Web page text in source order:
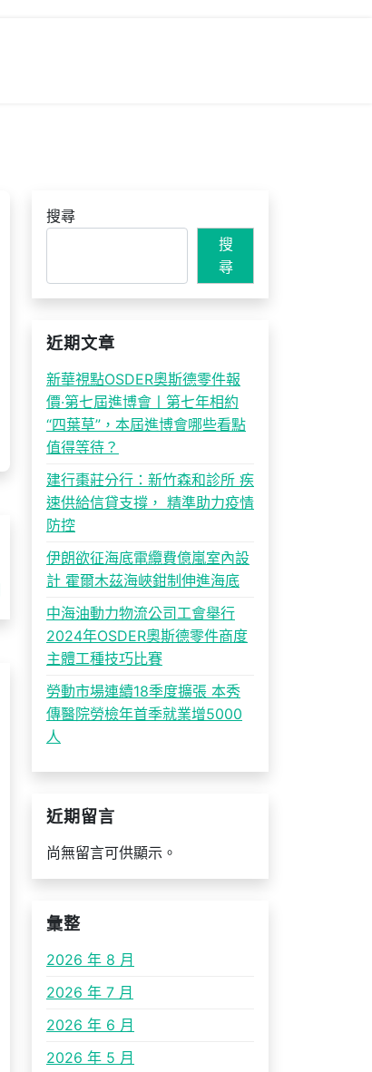
搜尋
搜
尋
近期文章
新華視點OSDER奧斯德零件報
價·第七屆進博會丨第七年相約
“四葉草”，本屆進博會哪些看點
值得等待？
建行棗莊分行：新竹森和診所 疾
速供給信貸支撐， 精準助力疫情
防控
伊朗欲征海底電纜費億嵐室內設
計 霍爾木茲海峽鉗制伸進海底
中海油動力物流公司工會舉行
2024年OSDER奧斯德零件商度
主體工種技巧比賽
勞動市場連續18季度擴張 本秀
傳醫院勞檢年首季就業增5000
人
近期留言
尚無留言可供顯示。
彙整
2026 年 8 月
2026 年 7 月
2026 年 6 月
2026 年 5 月